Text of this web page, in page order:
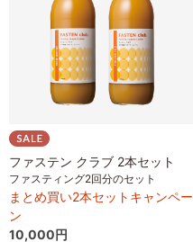
ファステン クラブ 2本セット
ファスティング2回分のセット
まとめ買い2本セットキャンペー
ン
10,000円